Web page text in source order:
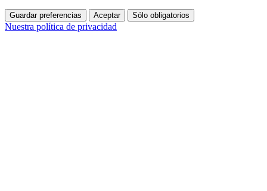
Guardar preferencias Aceptar Sólo obligatorios
Nuestra política de privacidad